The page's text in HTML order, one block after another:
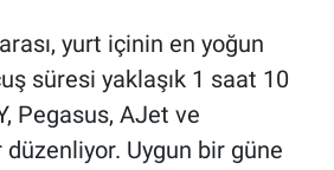
yurt içinin en yoğun
süresi yaklaşık 1 saat 10
Pegasus, AJet ve
Uygun bir güne